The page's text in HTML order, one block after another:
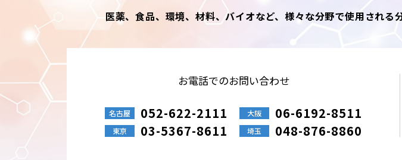
医薬、食品、環境、材料、バイオなど、様々な分野で使用され
お電話でのお問い合わせ
名古屋 052-622-2111 大阪 06-6192-8511
東京 03-5367-8611 埼玉 048-876-8860